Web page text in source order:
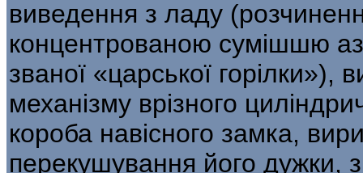
виведення з ладу
концентрованою сумішшю
званої «цар­ської
механізму врізного
короба навісного замка,
перекушування його дужки,